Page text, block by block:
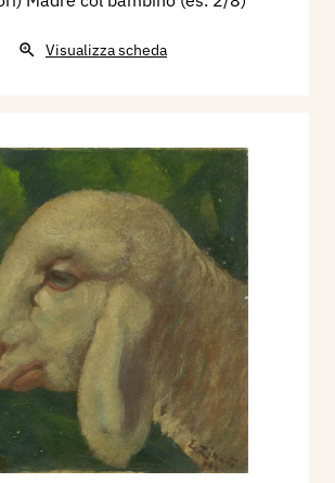
Visualizza scheda